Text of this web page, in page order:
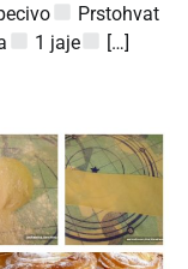
Prstohvat
1 jaje […]